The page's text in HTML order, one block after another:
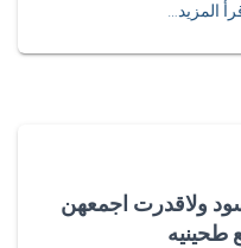
المزيد…
ولاقدرت اجمعهن
طحينيه